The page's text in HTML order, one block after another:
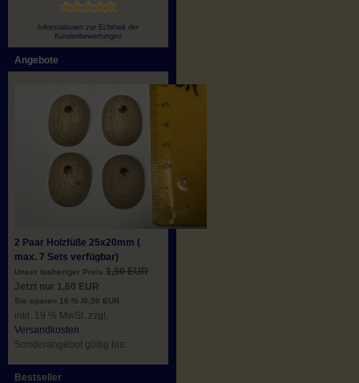
Informationen zur Echtheit der
Kundenbewertungen
Angebote
2 Paar Holzfüße 25x20mm (
max. 7 Sets verfügbar)
Unser bisheriger Preis 1,90 EUR
Jetzt nur 1,60 EUR
Sie sparen 16 % /0,30 EUR
inkl. 19 % MwSt. zzgl.
Versandkosten
Sonderangebot gültig bis:
Bestseller